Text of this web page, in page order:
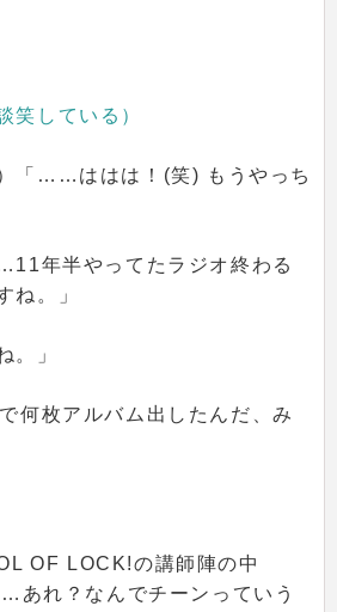
笑している）
「……ははは！(笑) もうやっち
年半やってたラジオ終わる
。」
。」
何枚アルバム出したんだ、み
OF LOCK!の講師陣の中
あれ？なんでチーンっていう